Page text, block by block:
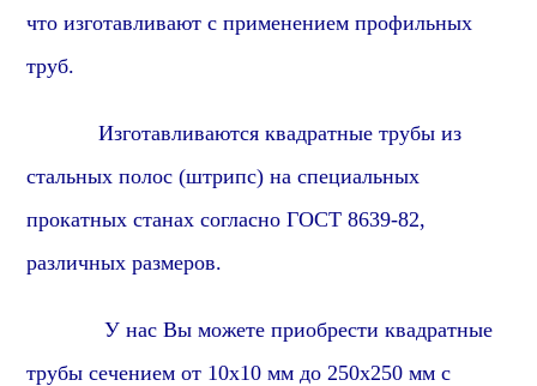
что изготавливают с применением профильных
труб.
Изготавливаются квадратные трубы из
стальных полос (штрипс) на специальных
прокатных станах согласно ГОСТ 8639-82,
различных размеров.
У нас Вы можете приобрести квадратные
трубы сечением от 10х10 мм до 250х250 мм с